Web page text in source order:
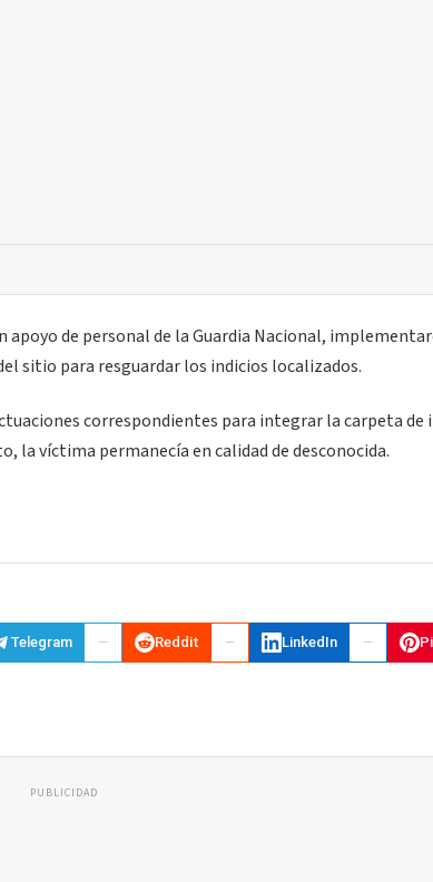
de personal de la Guardia Nacional,
sitio para resguardar los indicios localizados.
correspondientes para integrar la carpeta de
víctima permanecía en calidad de desconocida.
Telegram Reddit LinkedIn
PUBLICIDAD